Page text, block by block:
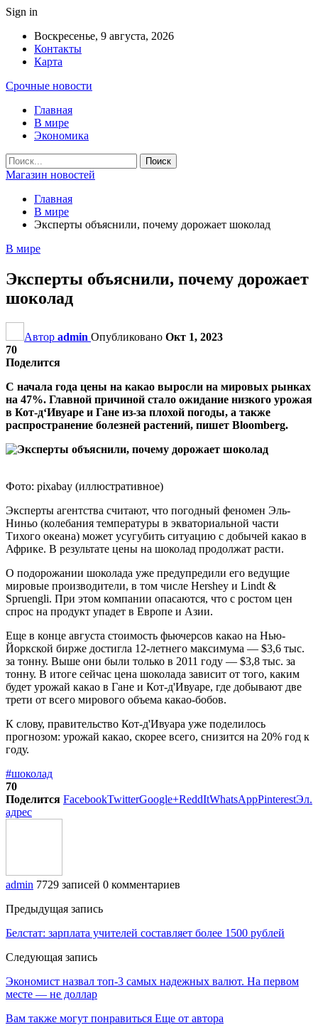
Sign in
Воскресенье, 9 августа, 2026
Контакты
Карта
Срочные новости
Главная
В мире
Экономика
Магазин новостей
Главная
В мире
Эксперты объяснили, почему дорожает шоколад
В мире
Эксперты объяснили, почему дорожает
шоколад
Автор admin Опубликовано Окт 1, 2023
70
Поделится
С начала года цены на какао выросли на мировых рынках
на 47%. Главной причиной стало ожидание низкого урожая
в Кот-д‘Ивуаре и Гане из-за плохой погоды, а также
распространение болезней растений, пишет Bloomberg.
Фото: pixabay (иллюстративное)
Эксперты агентства считают, что погодный феномен Эль-
Ниньо (колебания температуры в экваториальной части
Тихого океана) может усугубить ситуацию с добычей какао в
Африке. В результате цены на шоколад продолжат расти.
О подорожании шоколада уже предупредили его ведущие
мировые производители, в том числе Hershey и Lindt &
Spruengli. При этом компании опасаются, что с ростом цен
спрос на продукт упадет в Европе и Азии.
Еще в конце августа стоимость фьючерсов какао на Нью-
Йоркской бирже достигла 12-летнего максимума — $3,6 тыс.
за тонну. Выше они были только в 2011 году — $3,8 тыс. за
тонну. В итоге сейчас цена шоколада зависит от того, каким
будет урожай какао в Гане и Кот-д'Ивуаре, где добывают две
трети от всего мирового объема какао-бобов.
К слову, правительство Кот-д'Ивуара уже поделилось
прогнозом: урожай какао, скорее всего, снизится на 20% год к
году.
#шоколад
70
Поделится FacebookTwitterGoogle+ReddItWhatsAppPinterestЭл.
адрес
admin 7729 записей 0 комментариев
Предыдущая запись
Белстат: зарплата учителей составляет более 1500 рублей
Следующая запись
Экономист назвал топ-3 самых надежных валют. На первом
месте — не доллар
Вам также могут понравиться Еще от автора